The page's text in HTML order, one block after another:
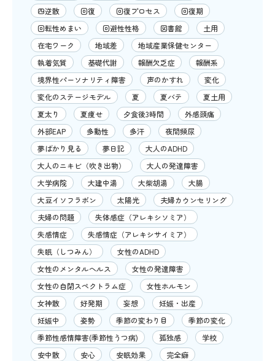
四逆散
回復 回復プロセス
回復期
回転性めまい
回避性性格 図書館
土用
在宅ワーク
地域差
地域産業保健センター
執着気質
基礎代謝 報酬欠乏症
報酬系
境界性パーソナリティ障害
声のかすれ
変化
変化のステージモデル
夏 夏バテ
夏土用
夏太り
夏痩せ 夕食後3時間
外感頭痛
外部EAP
多動性 多汗
夜間頻尿
夢ばかり見る
夢日記
大人のADHD
大人のニキビ（吹き出物）
大人の発達障害
大学病院
大建中湯 大柴胡湯
大腸
大豆イソフラボン
太陽光
夫婦カウンセリング
夫婦の問題
失体感症（アレキシソミア）
失感情症
失感情症（アレキシサイミア）
失眠（しつみん）
女性のADHD
女性のメンタルヘルス
女性の発達障害
女性の自閉スペクトラム症
女性ホルモン
女神散
好発期 妄想
妊娠・出産
妊娠中
姿勢 季節の変わり目
季節の変化
季節性感情障害(季節性うつ病)
孤独感
学校
安中散
安心 安眠効果
完全癖